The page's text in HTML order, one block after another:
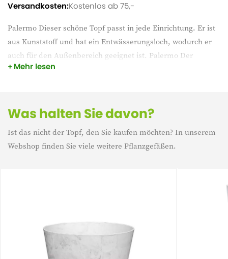
Palermo Dieser schöne Topf passt in jede Einrichtung. Er ist
aus Kunststoff und hat ein Entwässerungsloch, wodurch er
auch für den Außenbereich geeignet ist. Palermo Der
Blumentopf ist nicht nur in dieser Größe, sondern auch in
Mehr lesen
Versandkosten:Kostenlos ab 75,-
Was halten Sie davon?
Ist das nicht der Topf, den Sie kaufen möchten? In unserem
Webshop finden Sie viele weitere Pflanzgefäßen.